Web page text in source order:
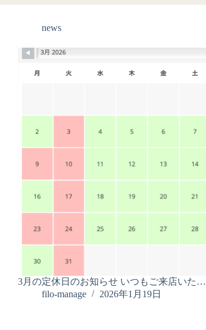
news
3月の定休日のお知らせ いつもご来店いた…
filo-manage
2026年1月19日